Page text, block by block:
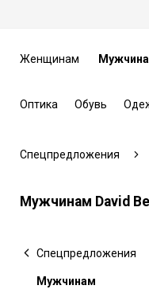
Женщинам
Оптика Обувь
Спецпредложения
Мужчинам David
Спецпредложения
Мужчинам